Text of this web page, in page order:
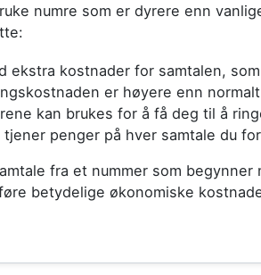
numre som er dyrere enn
ekstra kostnader for samtalen,
er høyere enn
kan brukes for å få deg til å
tjener penger på hver samtale du
fra et nummer som begynner
betydelige økonomiske